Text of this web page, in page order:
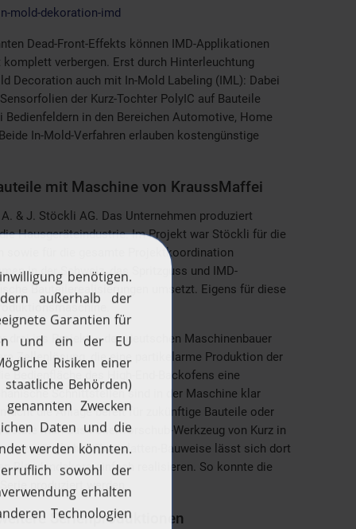
mold-dekoration-imd
Dead-Front-Effekts können IMD-Applikationen
verbergen. Erst durch Hinterleuchtung
Decoration auch mit In-Mold Labeling (IML): Dabei
der Kurz-Tochter PolyIC auf Bauteile
in den Bereichen Automotive, Home
In-Mold-Verfahren erlauben kostengünstige
mit Maschine von KraussMaffei
& J. Stöckli AG. Das Unternehmen produziert
Hausgeräteindustrie. Im Projekt war Stöckli für die
sowie für die gesamte Projektkoordination
in der Schweiz, das Spritzguss und IMD-
Bauteilerealisierungen umsetzt. Eigens für diese
drei ins Projekt – den deutschen Maschinenbauer
Zellenlösung, die eine partikelarme Produktion der
Bedienfläche des High-End-Backofens eine
Schnittstellen sind in der Maschine klar
die Anlage bereit für zukünftige Bauteile oder
man das Folienvorschub-Werkzeug von Kurz in
zugänglichen Zweiplatten-Bauweise lässt sich dort
Blendendekore einfach realisieren. So konnte die
produziert werden.
Serienproduktionen